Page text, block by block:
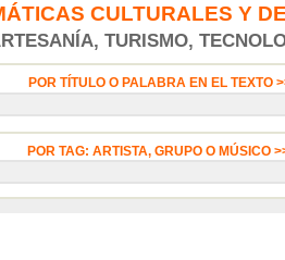
CULTURALES Y
TURISMO,
POR TÍTULO O PALABRA EN EL TEXTO
POR TAG: ARTISTA, GRUPO O MÚSICO